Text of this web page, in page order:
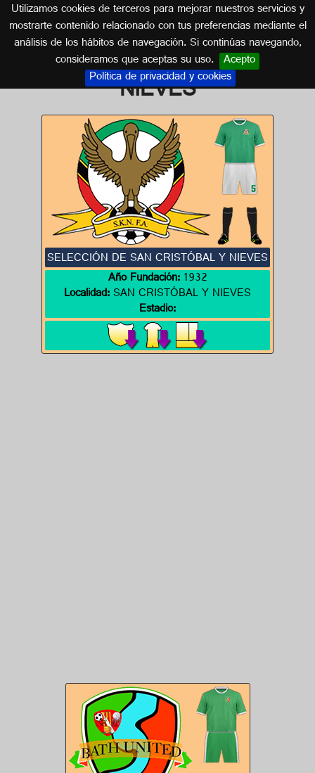
Utilizamos cookies de terceros para mejorar nuestros servicios y
mostrarte contenido relacionado con tus preferencias mediante el
análisis de los hábitos de navegación. Si continúas navegando,
consideramos que aceptas su uso. Acepto
Política de privacidad y cookies
Escudos de SAN CRISTOBAL Y
NIEVES
SAN CRISTOBAL Y NIEVES
SELECCIÓN DE SAN CRISTÓBAL Y NIEVES
Año Fundación:1932
Localidad:SAN CRISTÓBAL Y NIEVES
Estadio: